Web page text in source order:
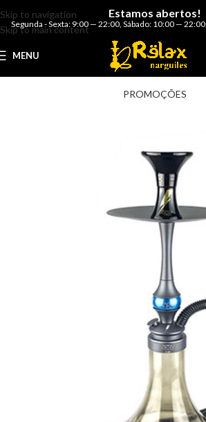
Skip to navigation
Skip to main content
Estamos abertos!
Segunda - Sexta: 9:00 — 22:00 Sábado: 10:00 — 22:00
MENU
PROMOÇÕES